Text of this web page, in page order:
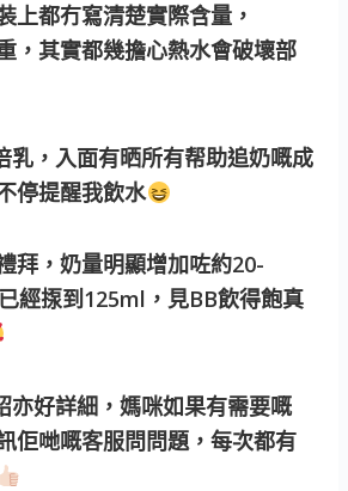
上都冇寫清楚實際含量，
，其實都幾擔心熱水會破壞部
乳，入面有晒所有帮助追奶嘅成
停提醒我飲水
拜，奶量明顯增加咗約20-
經揼到125ml，見BB飲得飽真
亦好詳細，媽咪如果有需要嘅
佢哋嘅客服問問題，每次都有